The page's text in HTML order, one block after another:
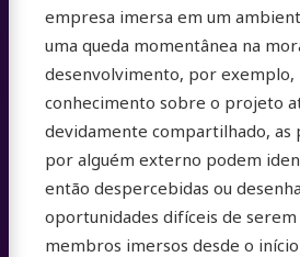
empresa imersa em um
uma queda momentânea na
desenvolvimento, por exemplo,
conhecimento sobre o projeto
devidamente compartilhado, as
por alguém externo podem
então despercebidas ou
oportunidades difíceis de
membros imersos desde o